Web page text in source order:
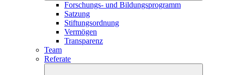
Forschungs- und Bildungsprogramm
Satzung
Stiftungsordnung
Vermögen
Transparenz
Team
Referate